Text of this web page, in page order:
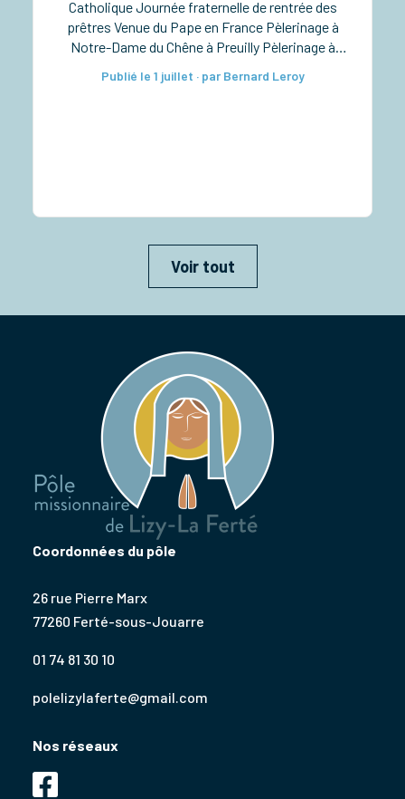
Catholique Journée fraternelle de rentrée des
prêtres Venue du Pape en France Pèlerinage à
Notre-Dame du Chêne à Preuilly Pèlerinage à
diaconales à la cathédrale Taizé pour les lycéens
Publié le 1 juillet · par Bernard Leroy
Voir tout
Coordonnées du pôle
26 rue Pierre Marx
77260 Ferté-sous-Jouarre
01 74 81 30 10
polelizylaferte@gmail.com
Nos réseaux